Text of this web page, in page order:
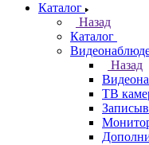
Каталог
Назад
Каталог
Назад
ТВ